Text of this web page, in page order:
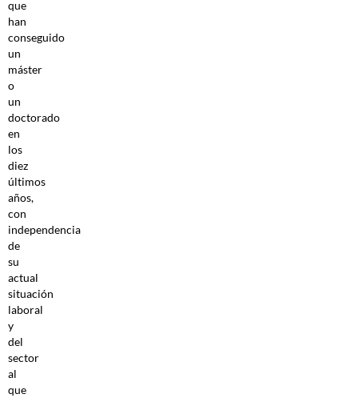
que
han
conseguido
un
máster
o
un
doctorado
en
los
diez
últimos
años,
con
independencia
de
su
actual
situación
laboral
y
del
sector
al
que